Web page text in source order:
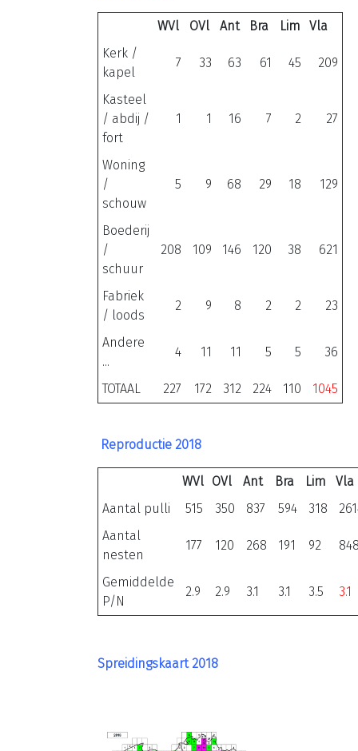
WVl OVl Ant Bra Lim
Vla
Kerk /
kapel
7 33 63 61 45 209
Kasteel
/ abdij /
fort
1 1 16 7 2 27
Woning
/
schouw
5 9 68 29 18 129
Boederij
/
schuur
208 109 146 120 38 621
Fabriek
/ loods
2 9 8 2 2 23
Andere
...
4 11 11 5 5 36
TOTAAL 227 172 312 224 110 1045
Reproductie 2018
WVl OVl Ant Bra Lim
Vla
Aantal pulli
515 350 837 594 318
Aantal
nesten
177 120 268 191 92
Gemiddelde
P/N
2.9 2.9 3.1 3.1 3.5 3.1
Spreidingskaart 2018